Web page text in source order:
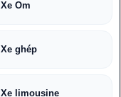
Xe Ôm
Xe ghép
Xe limousine